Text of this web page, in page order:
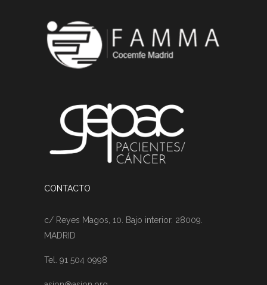
CONTACTO
c/ Reyes Magos, 10. Bajo interior. 28009.
MADRID
Tel. 91 504 0998